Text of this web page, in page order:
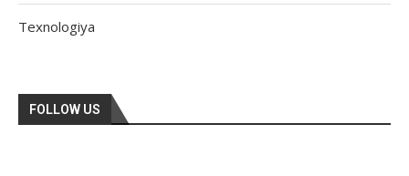
Texnologiya
FOLLOW US